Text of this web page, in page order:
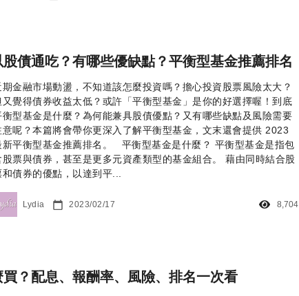
債通吃？有哪些優缺點？平衡型基金推薦排名
期金融市場動盪，不知道該怎麼投資嗎？擔心投資股票風險太大？
又覺得債券收益太低？或許「平衡型基金」是你的好選擇喔！到底
衡型基金是什麼？為何能兼具股債優點？又有哪些缺點及風險需要
意呢？本篇將會帶你更深入了解平衡型基金，文末還會提供 2023
新平衡型基金推薦排名。 平衡型基金是什麼？ 平衡型基金是指包
股票與債券，甚至是更多元資產類型的基金組合。 藉由同時結合股
和債券的優點，以達到平...
Lydia 2023/02/17 8,704
？配息、報酬率、風險、排名一次看